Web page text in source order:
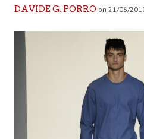
DAVIDE G. PORRO on 21/06/